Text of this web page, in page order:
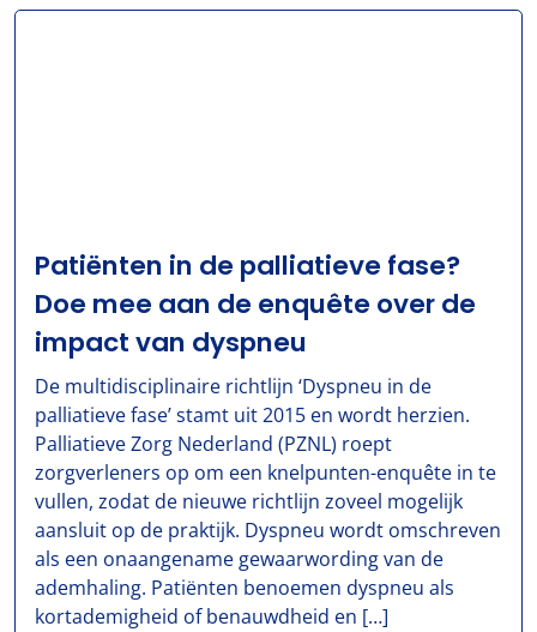
Patiënten in de palliatieve fase?
Doe mee aan de enquête over de
impact van dyspneu
De multidisciplinaire richtlijn ‘Dyspneu in de
palliatieve fase’ stamt uit 2015 en wordt herzien.
Palliatieve Zorg Nederland (PZNL) roept
zorgverleners op om een knelpunten-enquête in te
vullen, zodat de nieuwe richtlijn zoveel mogelijk
aansluit op de praktijk. Dyspneu wordt omschreven
als een onaangename gewaarwording van de
ademhaling. Patiënten benoemen dyspneu als
kortademigheid of benauwdheid en […]